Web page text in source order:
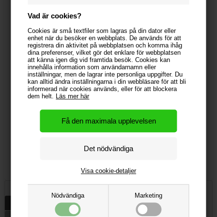
Vad är cookies?
Cookies är små textfiler som lagras på din dator eller
enhet när du besöker en webbplats. De används för att
registrera din aktivitet på webbplatsen och komma ihåg
dina preferenser, vilket gör det enklare för webbplatsen
att känna igen dig vid framtida besök. Cookies kan
innehålla information som användarnamn eller
inställningar, men de lagrar inte personliga uppgifter. Du
kan alltid ändra inställningarna i din webbläsare för att bli
informerad när cookies används, eller för att blockera
dem helt. Läs mer här
Nödvändiga Marketing
Visa cookie-detaljer
Puf med logo - Outdoor - Cube
Specifikationer